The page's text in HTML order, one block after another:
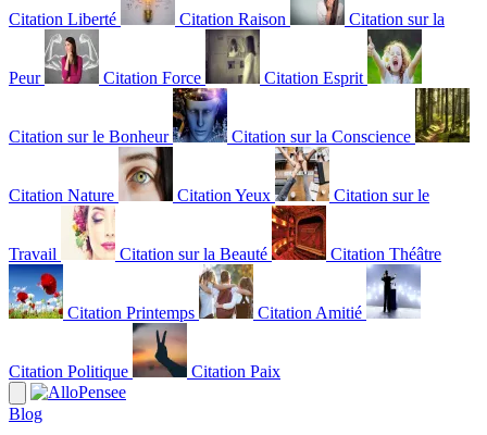
Citation Liberté Citation Raison Citation sur la
Peur Citation Force Citation Esprit
Citation sur le Bonheur Citation sur la Conscience
Citation Nature Citation Yeux Citation sur le
Travail Citation sur la Beauté Citation Théâtre
Citation Printemps Citation Amitié
Citation Politique Citation Paix
Blog